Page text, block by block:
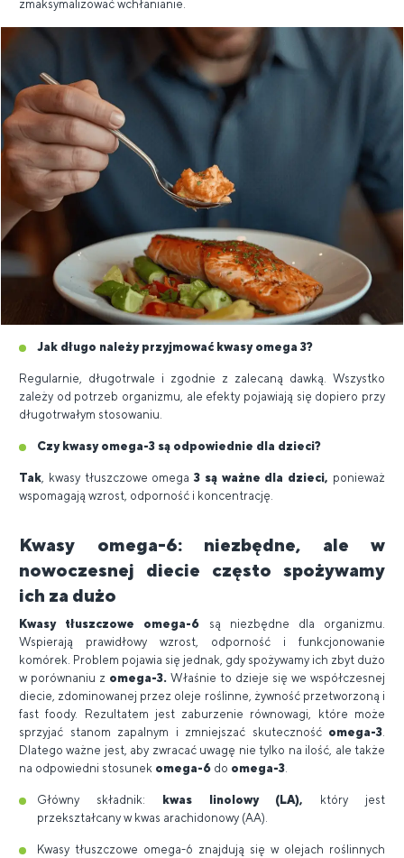
zmaksymalizować wchłanianie.
Jak długo należy przyjmować kwasy omega 3?
Regularnie, długotrwale i zgodnie z zalecaną dawką. Wszystko
zależy od potrzeb organizmu, ale efekty pojawiają się dopiero przy
długotrwałym stosowaniu.
Czy kwasy omega-3 są odpowiednie dla dzieci?
Tak, kwasy tłuszczowe omega3 są ważne dla dzieci, ponieważ
wspomagają wzrost, odporność i koncentrację.
Kwasy omega-6: niezbędne, ale w
nowoczesnej diecie często spożywamy
ich za dużo
Kwasy tłuszczowe omega-6 są niezbędne dla organizmu.
Wspierają prawidłowy wzrost, odporność i funkcjonowanie
komórek. Problem pojawia się jednak, gdy spożywamy ich zbyt dużo
w porównaniu z omega-3. Właśnie to dzieje się we współczesnej
diecie, zdominowanej przez oleje roślinne, żywność przetworzoną i
fast foody. Rezultatem jest zaburzenie równowagi, które może
sprzyjać stanom zapalnym i zmniejszać skuteczność omega-3.
Dlatego ważne jest, aby zwracać uwagę nie tylko na ilość, ale także
na odpowiedni stosunek omega-6 do omega-3.
Główny składnik: kwas linolowy (LA), który jest
przekształcany w kwas arachidonowy (AA).
Kwasy tłuszczowe omega-6 znajdują się w olejach roślinnych